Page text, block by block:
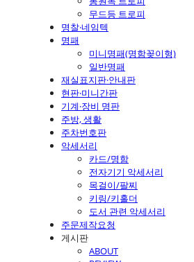
무드등 트로피
명찰·네임텍
명패
미니명패(명함꽂이형)
일반명패
재실표지판·안내판
현판·미니간판
기계·장비 명판
주방, 생활
주차번호판
악세서리
카드/명함
전자기기 악세서리
목걸이/팔찌
키링/키홀더
도서 관련 악세서리
주문제작요청
게시판
ABOUT